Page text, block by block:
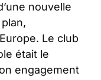
nouvelle
Le club
était le
engagement